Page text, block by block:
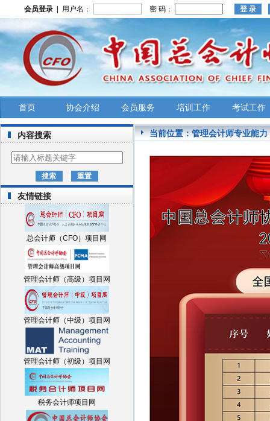
会员登录 | 用户名： 密 码：
首页 协会介绍 会员服务 培训工作 考试工作
内容搜索
友情链接
总会计师（CFO）项目网
管理会计师（高级）项目网
管理会计师（中级）项目网
管理会计师（初级）项目网
税务会计师项目网
当前位置：管理会计师专业能